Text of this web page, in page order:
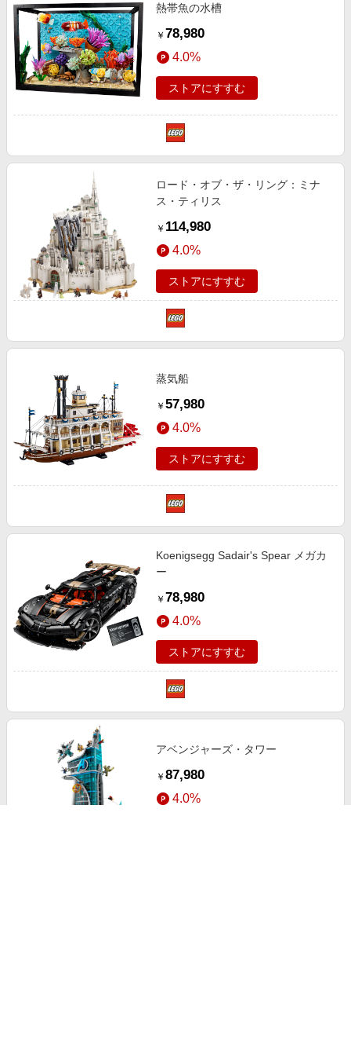
熱帯魚の水槽
￥ 78,980
4.0%
ストアにすすむ
ロード・オブ・ザ・リング：ミナ
ス・ティリス
￥ 114,980
4.0%
ストアにすすむ
蒸気船
￥ 57,980
4.0%
ストアにすすむ
Koenigsegg Sadair's Spear メガカ
ー
￥ 78,980
4.0%
ストアにすすむ
アベンジャーズ・タワー
￥ 87,980
4.0%